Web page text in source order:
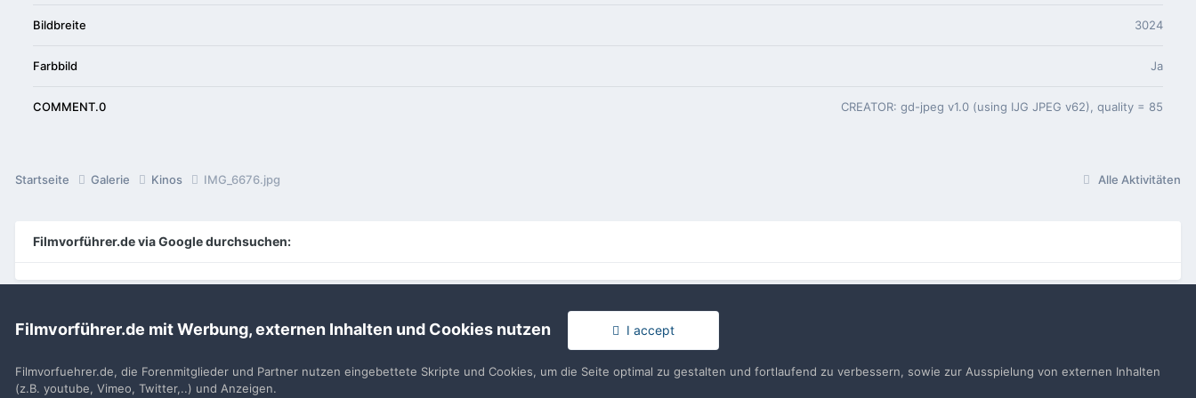
Bildbreite 3024
Farbbild Ja
COMMENT.0 CREATOR: gd-jpeg v1.0 (using IJG JPEG v62), quality = 85
Alle Aktivitäten
Startseite Galerie Kinos IMG_6676.jpg
Filmvorführer.de via Google durchsuchen:
Realisierung: IN-Solution
Filmvorführer.de mit Werbung, externen Inhalten und Cookies nutzen I accept
Filmvorfuehrer.de, die Forenmitglieder und Partner nutzen eingebettete Skripte und Cookies, um die Seite optimal zu gestalten und fortlaufend zu verbessern, sowie zur Ausspielung von externen Inhalten
(z.B. youtube, Vimeo, Twitter,..) und Anzeigen.